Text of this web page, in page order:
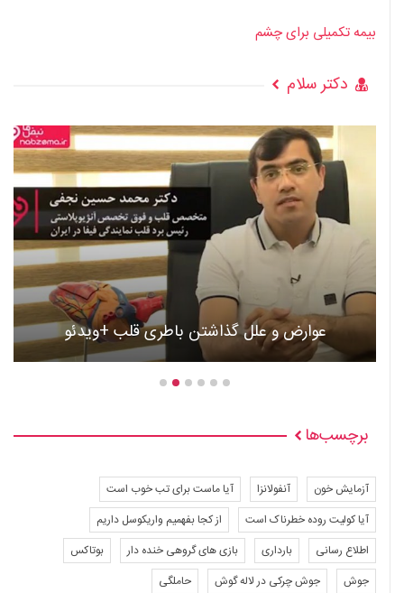
بیمه تکمیلی برای چشم
دکتر سلام
عوارض و علل گذاشتن باطری قلب +ویدئو
برچسب‌ها
آزمایش خون آنفولانزا
آیا ماست برای تب خوب است
آیا کولیت روده خطرناک است
از کجا بفهمیم واریکوسل داریم
اطلاع رسانی
بارداری بازی های گروهی خنده دار
بوتاکس
جوش
جوش چرکی در لاله گوش
حاملگی